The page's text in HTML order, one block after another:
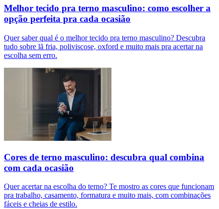
Melhor tecido pra terno masculino: como escolher a
opção perfeita pra cada ocasião
Quer saber qual é o melhor tecido pra terno masculino? Descubra
tudo sobre lã fria, poliviscose, oxford e muito mais pra acertar na
escolha sem erro.
Cores de terno masculino: descubra qual combina
com cada ocasião
Quer acertar na escolha do terno? Te mostro as cores que funcionam
pra trabalho, casamento, formatura e muito mais, com combinações
fáceis e cheias de estilo.